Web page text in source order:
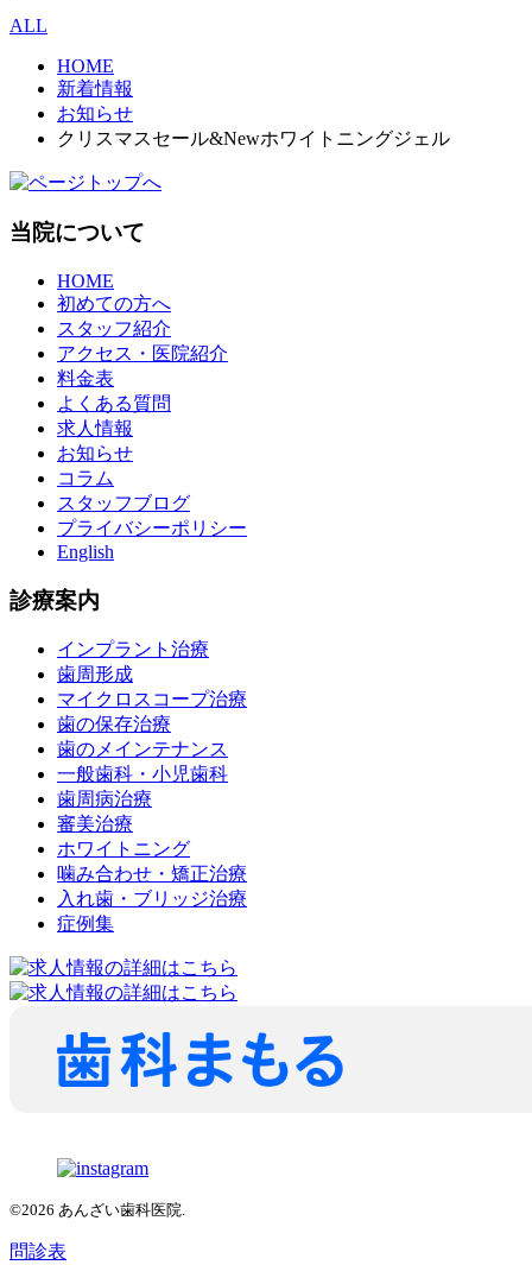
ALL
HOME
新着情報
お知らせ
クリスマスセール&Newホワイトニングジェル
当院について
HOME
初めての方へ
スタッフ紹介
アクセス・医院紹介
料金表
よくある質問
求人情報
お知らせ
コラム
スタッフブログ
プライバシーポリシー
English
診療案内
インプラント治療
歯周形成
マイクロスコープ治療
歯の保存治療
歯のメインテナンス
一般歯科・小児歯科
歯周病治療
審美治療
ホワイトニング
噛み合わせ・矯正治療
入れ歯・ブリッジ治療
症例集
©2026 あんざい歯科医院.
問診表